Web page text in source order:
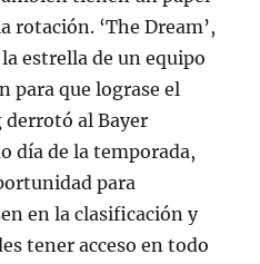
‘The Dream’,
estrella de un equipo
para que lograse el
al Bayer
día de la temporada,
para
en la clasificación y
tener acceso en todo